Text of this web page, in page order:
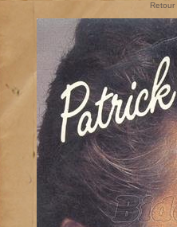
Retour